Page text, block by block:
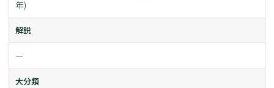
年)
解説
ー
大分類